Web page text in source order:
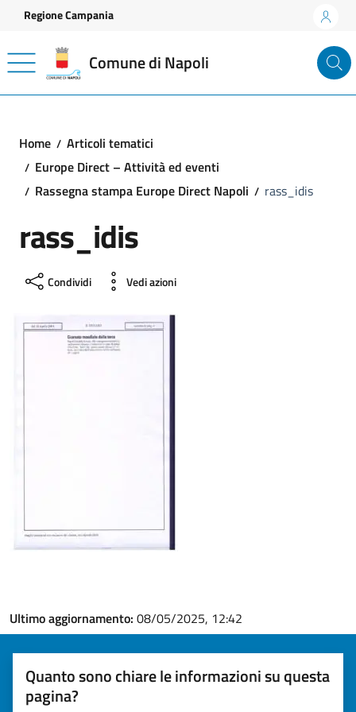
Vai ai contenuti
Vai al footer
Regione Campania
Comune di Napoli
Home
Articoli tematici
Europe Direct – Attività ed eventi
Rassegna stampa Europe Direct Napoli
rass_idis
rass_idis
Condividi Vedi azioni
Ultimo aggiornamento: 08/05/2025, 12:42
Quanto sono chiare le informazioni su questa
pagina?